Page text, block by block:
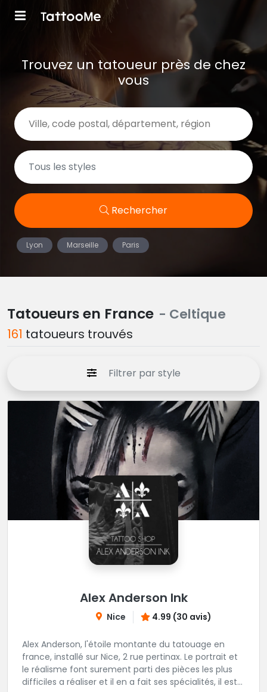
Trouvez un tatoueur près de chez
vous
Rechercher
Lyon Marseille Paris
Tatoueurs en France - Celtique
161 tatoueurs trouvés
Filtrer par style
Alex Anderson Ink
Nice 4.99 (30 avis)
Alex Anderson, l'étoile montante du tatouage en
france, installé sur Nice, 2 rue pertinax. Le portrait et
le réalisme font surement parti des pièces les plus
difficiles a réaliser et il en a fait ses spécialités, il est